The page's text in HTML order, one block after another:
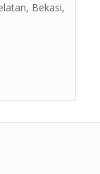
Bekasi,